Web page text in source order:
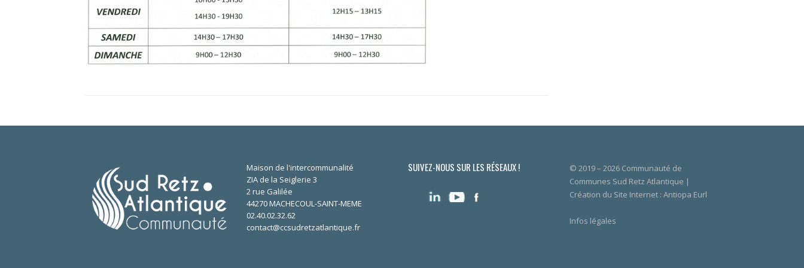
Maison de l'intercommunalité
ZIA de la Seiglerie 3
2 rue Galilée
44270 MACHECOUL-SAINT-MEME
02.40.02.32.62
contact@ccsudretzatlantique.fr
SUIVEZ-NOUS SUR LES RÉSEAUX !
© 2019 – 2026 Communauté de
Communes Sud Retz Atlantique |
Création du Site Internet : Antiopa Eurl
Infos légales